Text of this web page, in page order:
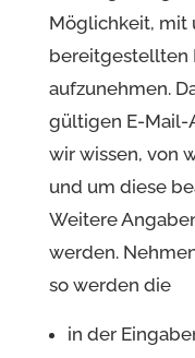
Möglichkeit, mit
bereitgestellten
aufzunehmen.
gültigen E-Mail-
wir wissen, von
und um diese
Weitere
werden.
so werden die
in der